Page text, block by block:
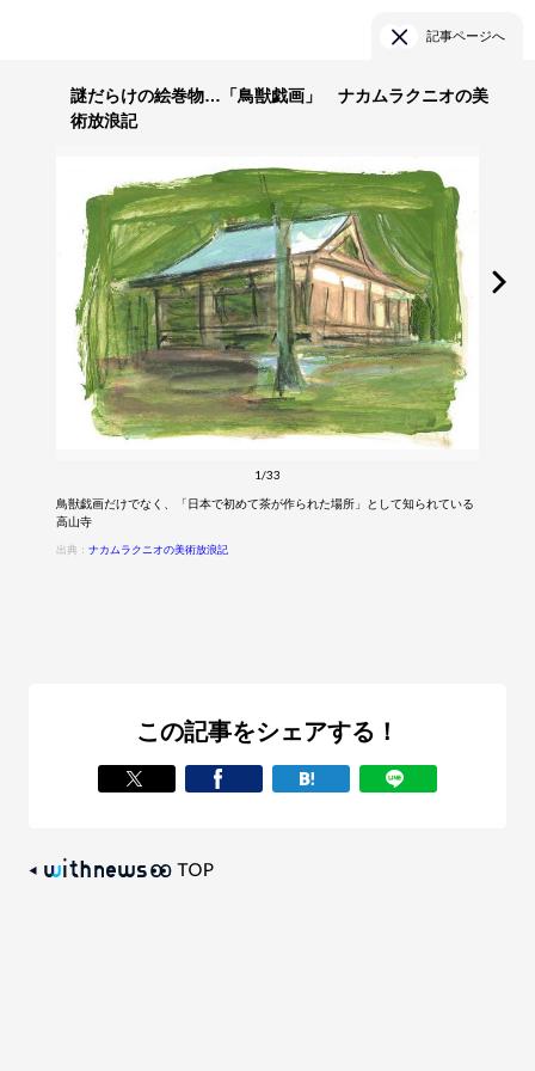
記事ページへ
謎だらけの絵巻物…「鳥獣戯画」 ナカムラクニオの美
術放浪記
1/33
鳥獣戯画だけでなく、「日本で初めて茶が作られた場所」として知られている
高山寺
出典：ナカムラクニオの美術放浪記
この記事をシェアする！